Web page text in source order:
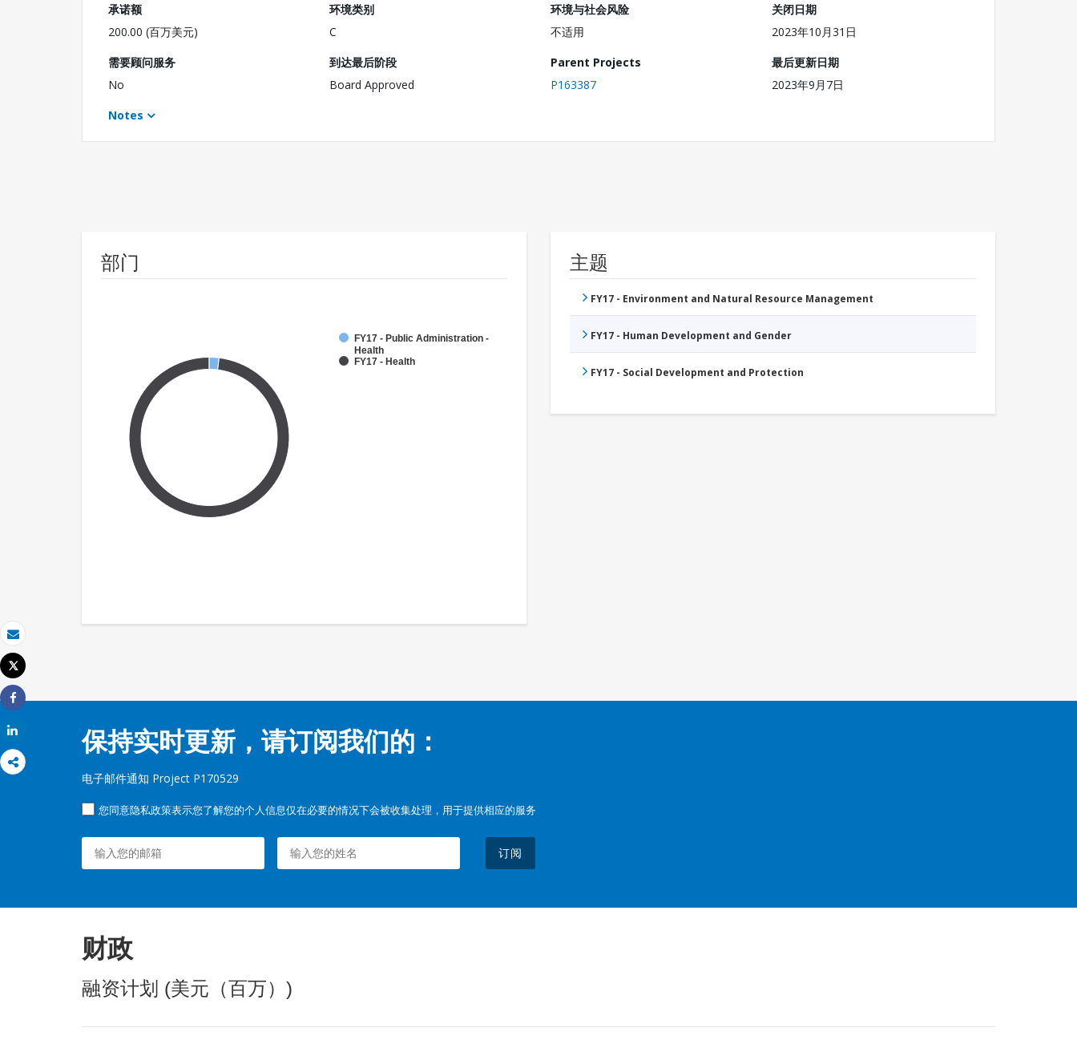
发送电子邮件
打印
Tweet
Share
承诺额
200.00 (百万美元)
环境类别
C
环境与社会风险
不适用
关闭日期
2023年10月31日
需要顾问服务
No
到达最后阶段
Board Approved
Parent Projects
P163387
最后更新日期
2023年9月7日
Notes
部门
FY17 - Public Administration -
Health
FY17 - Health
主题
FY17 - Environment and Natural Resource Management
FY17 - Human Development and Gender
FY17 - Social Development and Protection
保持实时更新，请订阅我们的：
电子邮件通知 Project P170529
您同意隐私政策表示您了解您的个人信息仅在必要的情况下会被收集处理，用于提供相应的服务
订阅
财政
融资计划 (美元（百万）)